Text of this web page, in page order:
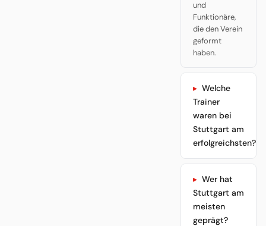
und
Funktionäre,
die den Verein
geformt
haben.
Welche
Trainer
waren bei
Stuttgart am
erfolgreichsten?
Wer hat
Stuttgart am
meisten
geprägt?